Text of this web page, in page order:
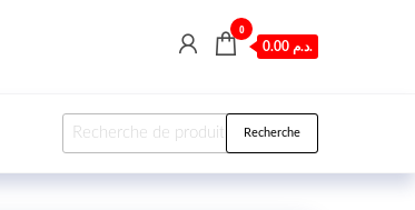
0
0.00 د.م.
Recherche pour : Recherche